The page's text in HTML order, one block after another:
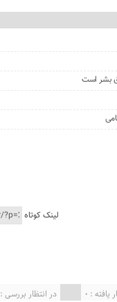
بشر است
لینک کوتاه
در انتظار بررسی : 0 یافته : 0